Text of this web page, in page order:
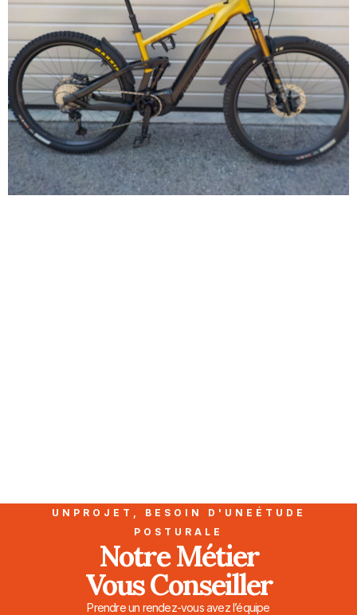
UNPROJET, BESOIN D'UNEÉTUDE
POSTURALE
Notre Métier
Vous Conseiller
Prendre un rendez-vous avez l’équipe